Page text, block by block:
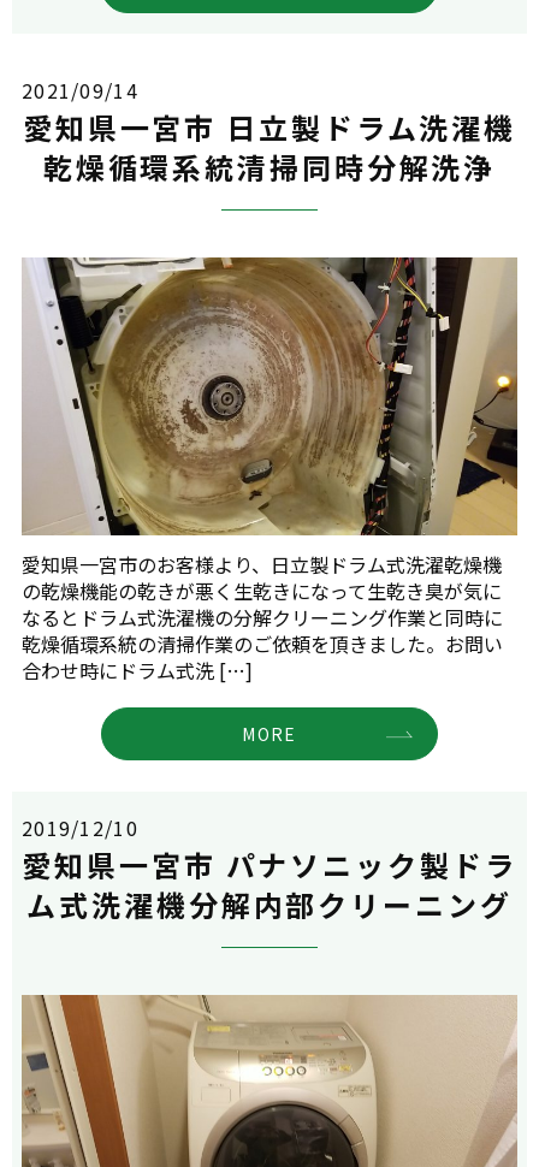
2021/09/14
愛知県一宮市 日立製ドラム洗濯機
乾燥循環系統清掃同時分解洗浄
愛知県一宮市のお客様より、日立製ドラム式洗濯乾燥機
の乾燥機能の乾きが悪く生乾きになって生乾き臭が気に
なるとドラム式洗濯機の分解クリーニング作業と同時に
乾燥循環系統の清掃作業のご依頼を頂きました。お問い
合わせ時にドラム式洗 […]
MORE
2019/12/10
愛知県一宮市 パナソニック製ドラ
ム式洗濯機分解内部クリーニング